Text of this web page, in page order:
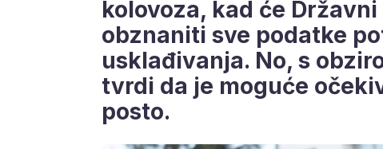
kolovoza, kad će
obznaniti sve podatke
usklađivanja. No, s
tvrdi da je moguće
posto.